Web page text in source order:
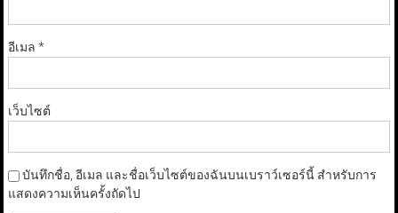
อีเมล *
เว็บไซต์
บันทึกชื่อ, อีเมล และชื่อเว็บไซต์ของฉันบนเบราว์เซอร์นี้ สำหรับการ
แสดงความเห็นครั้งถัดไป